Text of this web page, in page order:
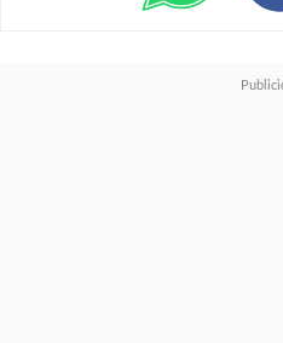
3.- Tesla Model 3